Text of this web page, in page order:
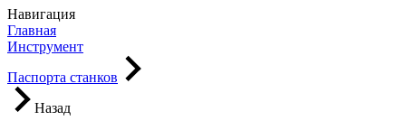
Навигация
Главная
Инструмент
Паспорта станков
Назад